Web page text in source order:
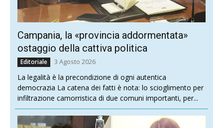
Campania, la «provincia addormentata»
ostaggio della cattiva politica
Editoriale 3 Agosto 2026
La legalità è la precondizione di ogni autentica
democrazia La catena dei fatti è nota: lo scioglimento per
infiltrazione camorristica di due comuni importanti, per...